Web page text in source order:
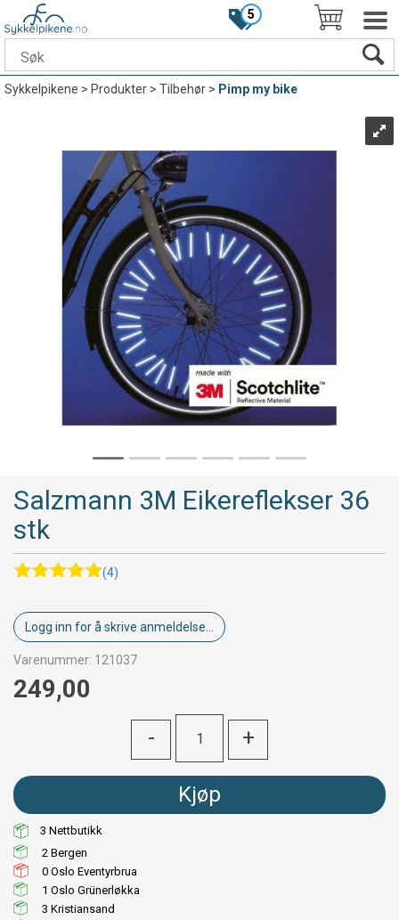
5
Sykkelpikene>Produkter>Tilbehør> Pimp my bike
Salzmann 3M Eikereflekser 36
stk
(4)
Logg inn for å skrive anmeldelse...
Varenummer: 121037
249,00
- +
Kjøp
3 Nettbutikk
2
0
1
3